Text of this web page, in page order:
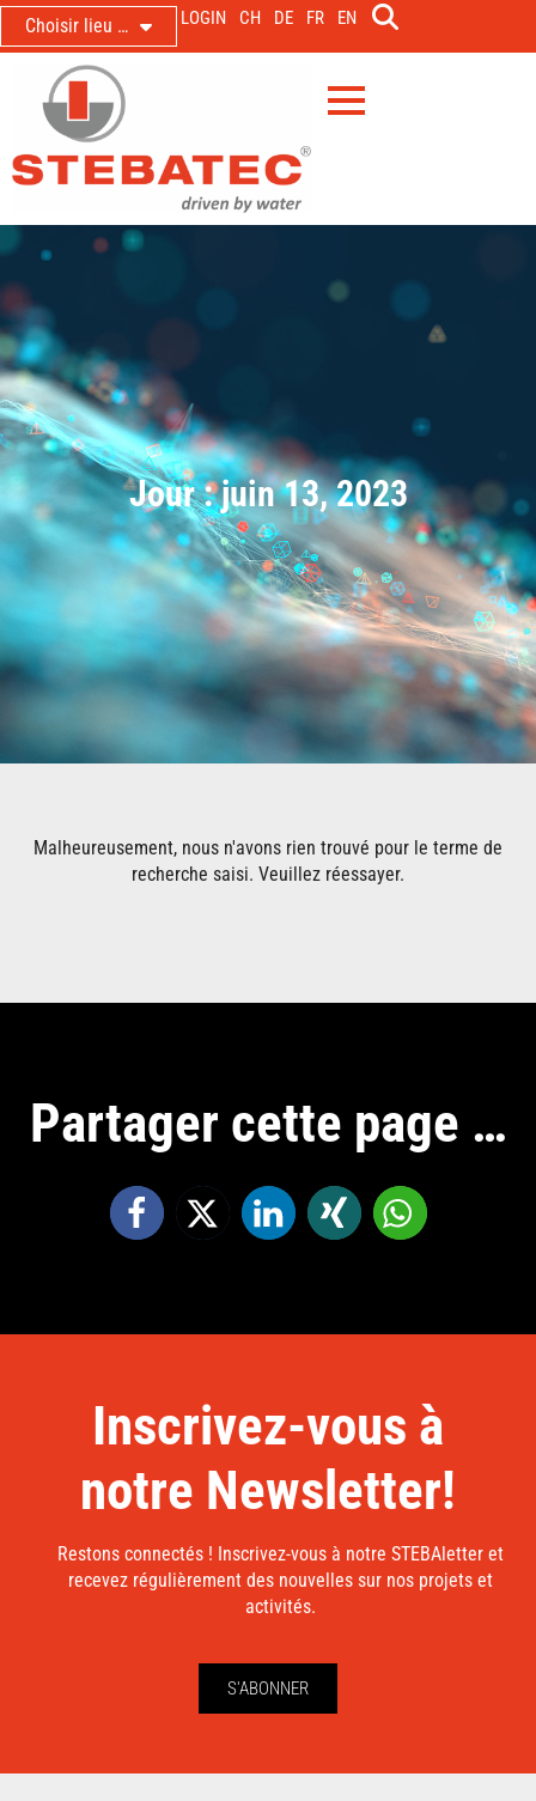
Choisir lieu … LOGIN CH DE FR EN
Jour : juin 13, 2023
Malheureusement, nous n'avons rien trouvé pour le terme de
recherche saisi. Veuillez réessayer.
Partager cette page …
Inscrivez-vous à
notre Newsletter!
Restons connectés ! Inscrivez-vous à notre STEBAletter et
recevez régulièrement des nouvelles sur nos projets et
activités.
S'ABONNER